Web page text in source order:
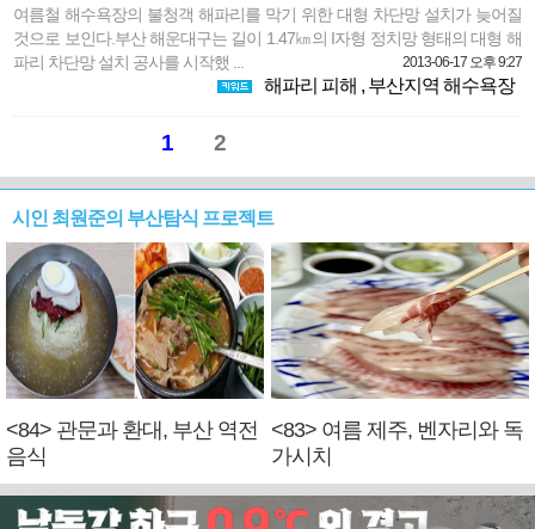
여름철 해수욕장의 불청객 해파리를 막기 위한 대형 차단망 설치가 늦어질
것으로 보인다.부산 해운대구는 길이 1.47㎞의 I자형 정치망 형태의 대형 해
파리 차단망 설치 공사를 시작했 ...
2013-06-17 오후 9:27
해파리 피해 , 부산지역 해수욕장
1 2
시인 최원준의 부산탐식 프로젝트
<84> 관문과 환대, 부산 역전
음식
<83> 여름 제주, 벤자리와 독
가시치